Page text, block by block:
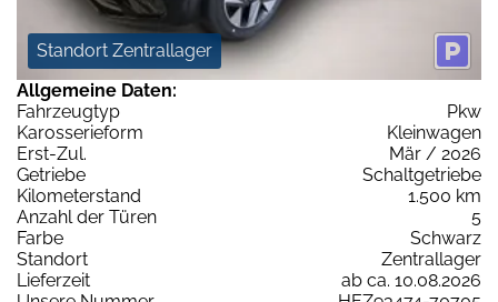
Standort Zentrallager
Allgemeine Daten:
Fahrzeugtyp
Pkw
Karosserieform
Kleinwagen
Erst-Zul.
Mär / 2026
Getriebe
Schaltgetriebe
Kilometerstand
1.500 km
Anzahl der Türen
5
Farbe
Schwarz
Standort
Zentrallager
Lieferzeit
ab ca. 10.08.2026